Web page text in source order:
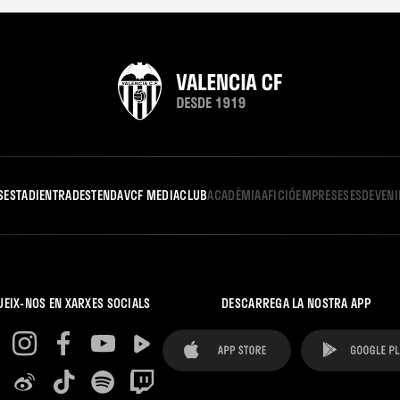
ESTADIENTRADESTENDAVCF MEDIACLUBACADÈMIAAFICIÓEMPRESES
NOS EN XARXES SOCIALS DESCARREGA LA NOSTRA APP